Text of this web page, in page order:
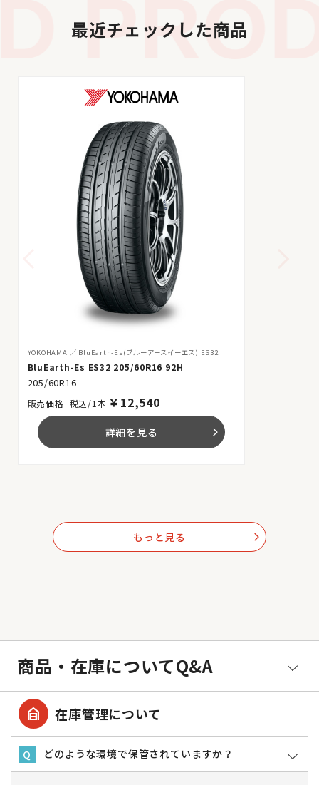
最近チェックした商品
YOKOHAMA BluEarth-Es(ブルーアースイーエス) ES32
BluEarth-Es ES32 205/60R16 92H
205/60R16
税込/1本 ￥ 12,540
詳細を見る arrow_forward_ios
もっと見る arrow_forward_ios
商品・在庫についてQ&A
garage_home 在庫管理について
Q どのような環境で保管されていますか？